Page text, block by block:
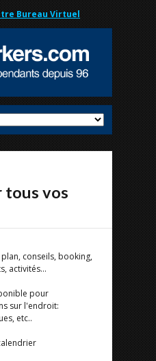
Bureau Virtuel
tous vos
conseils, booking,
activités...
pour
sur l'endroit:
etc..